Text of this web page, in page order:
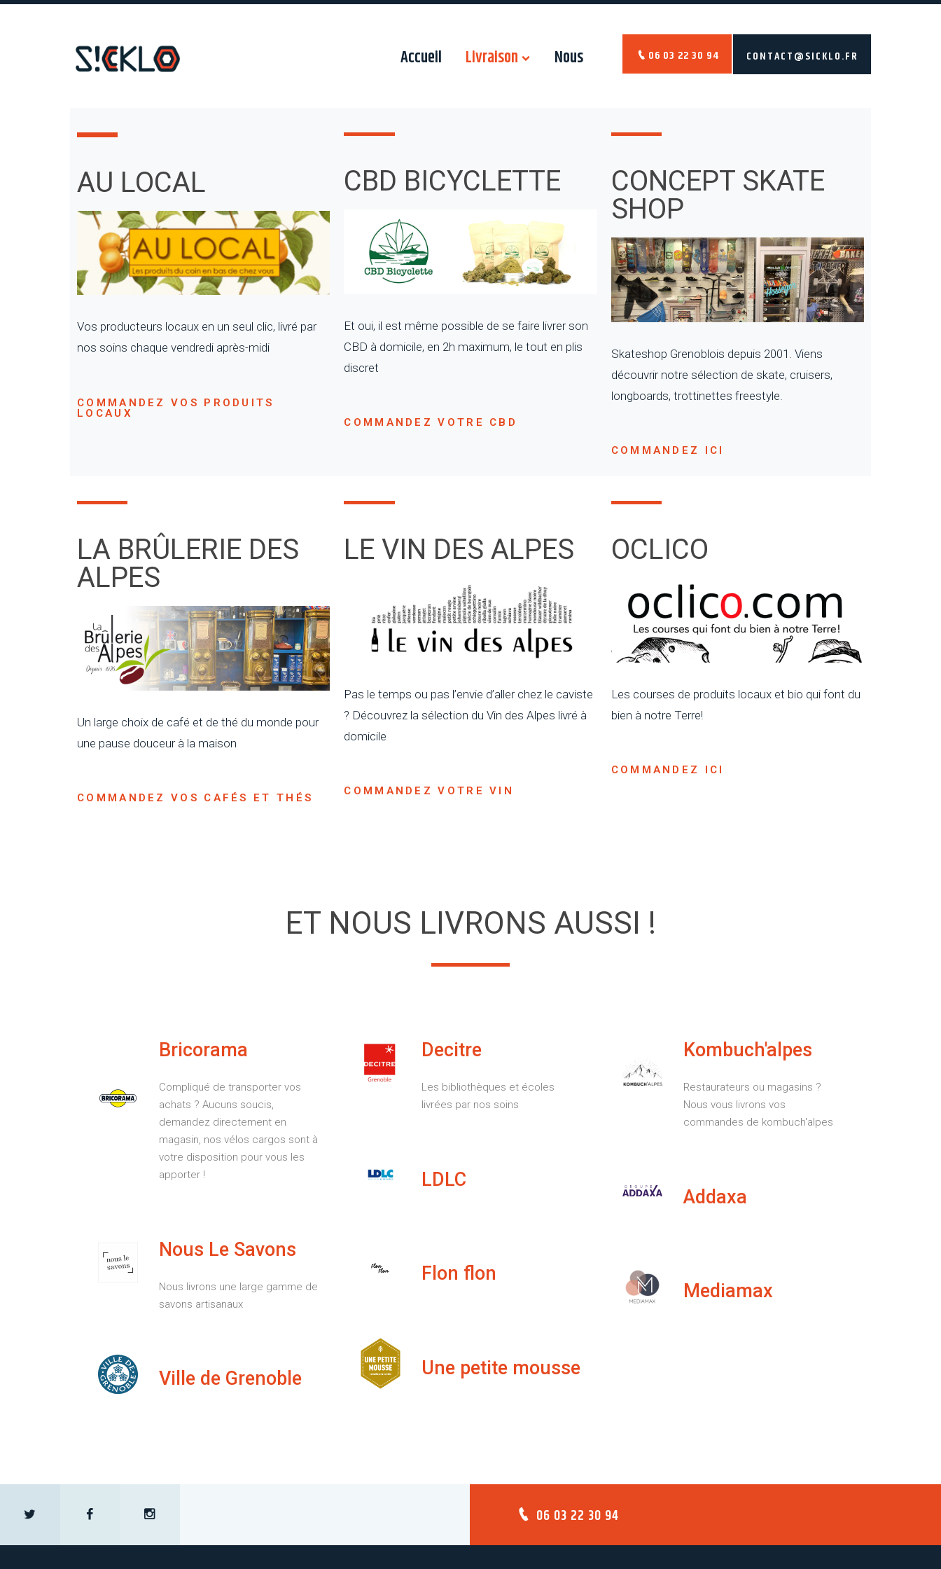
CONTACT@SICKLO.FR
06 03 22 30 94
Accueil Livraison Nous
AU LOCAL
Vos producteurs locaux en un seul clic, livré par
nos soins chaque vendredi après-midi
COMMANDEZ VOS PRODUITS
LOCAUX
CBD BICYCLETTE
Et oui, il est même possible de se faire livrer son
CBD à domicile, en 2h maximum, le tout en plis
discret
COMMANDEZ VOTRE CBD
CONCEPT SKATE
SHOP
Skateshop Grenoblois depuis 2001. Viens
découvrir notre sélection de skate, cruisers,
longboards, trottinettes freestyle.
COMMANDEZ ICI
LA BRÛLERIE DES
ALPES
Un large choix de café et de thé du monde pour
une pause douceur à la maison
COMMANDEZ VOS CAFÉS ET THÉS
LE VIN DES ALPES
Pas le temps ou pas l’envie d’aller chez le caviste
? Découvrez la sélection du Vin des Alpes livré à
domicile
COMMANDEZ VOTRE VIN
OCLICO
Les courses de produits locaux et bio qui font du
bien à notre Terre!
COMMANDEZ ICI
ET NOUS LIVRONS AUSSI !
Bricorama
Compliqué de transporter vos
achats ? Aucuns soucis,
demandez directement en
magasin, nos vélos cargos sont à
votre disposition pour vous les
apporter !
Nous Le Savons
Nous livrons une large gamme de
savons artisanaux
Ville de Grenoble
Decitre
Les bibliothèques et écoles
livrées par nos soins
LDLC
Flon flon
Une petite mousse
Kombuch'alpes
Restaurateurs ou magasins ?
Nous vous livrons vos
commandes de kombuch'alpes
Addaxa
Mediamax
06 03 22 30 94